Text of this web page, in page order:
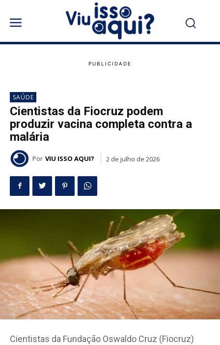
SAÚDE
Cientistas da Fiocruz podem
produzir vacina completa contra a
malária
Por VIU ISSO AQUI? 2 de julho de 2026
Cientistas da Fundação Oswaldo Cruz (Fiocruz)